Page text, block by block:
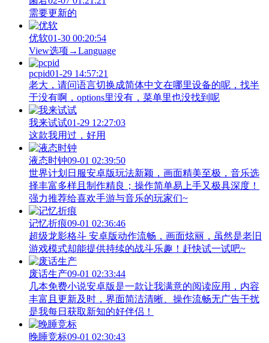
需要更新的
优软01-30 00:20:54
View‌选项→Language
pcpid01-29 14:57:21
老大，请问语言切换成简体中文在哪里设备的呢，找半
于没有啊，options里没有，菜单里也没找到呢
我来试试01-29 12:27:03
这款我用过，好用
液态时钟09-01 02:39:50
世界计划日服安卓版玩法新颖，画面精美至极，音乐选
择丰富多样且制作精良；操作简单易上手又极具深度！
强力推荐给喜欢手游与音乐的玩家们~
记忆折痕09-01 02:36:46
超级龙影格斗 安卓版动作流畅，画面炫丽，虽然是老旧
游戏模式却能提供持续的战斗乐趣！赶快试一试吧~
废话生产09-01 02:33:44
几本免费小说安卓版是一款让我满意的阅读应用，内容
丰富且更新及时，界面简洁清晰、操作流畅无广告干扰
是我每日获取新知的好伴侣！
晚睡竞标09-01 02:30:43